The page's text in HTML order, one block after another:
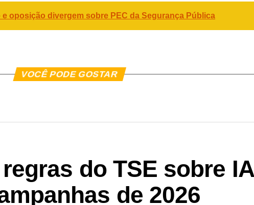
e oposição divergem sobre PEC da Segurança Pública
VOCÊ PODE GOSTAR
do TSE sobre IA
de 2026